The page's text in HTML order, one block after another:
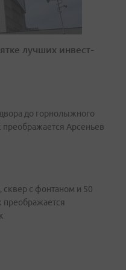
лучших инвест-
до горнолыжного
преображается Арсеньев
с фонтаном и 50
преображается